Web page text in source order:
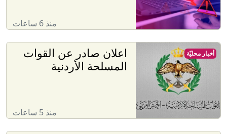
منذ 6 ساعات
اعلان صادر عن القوات
المسلحة الأردنية
منذ 5 ساعات
أخبار محليّة